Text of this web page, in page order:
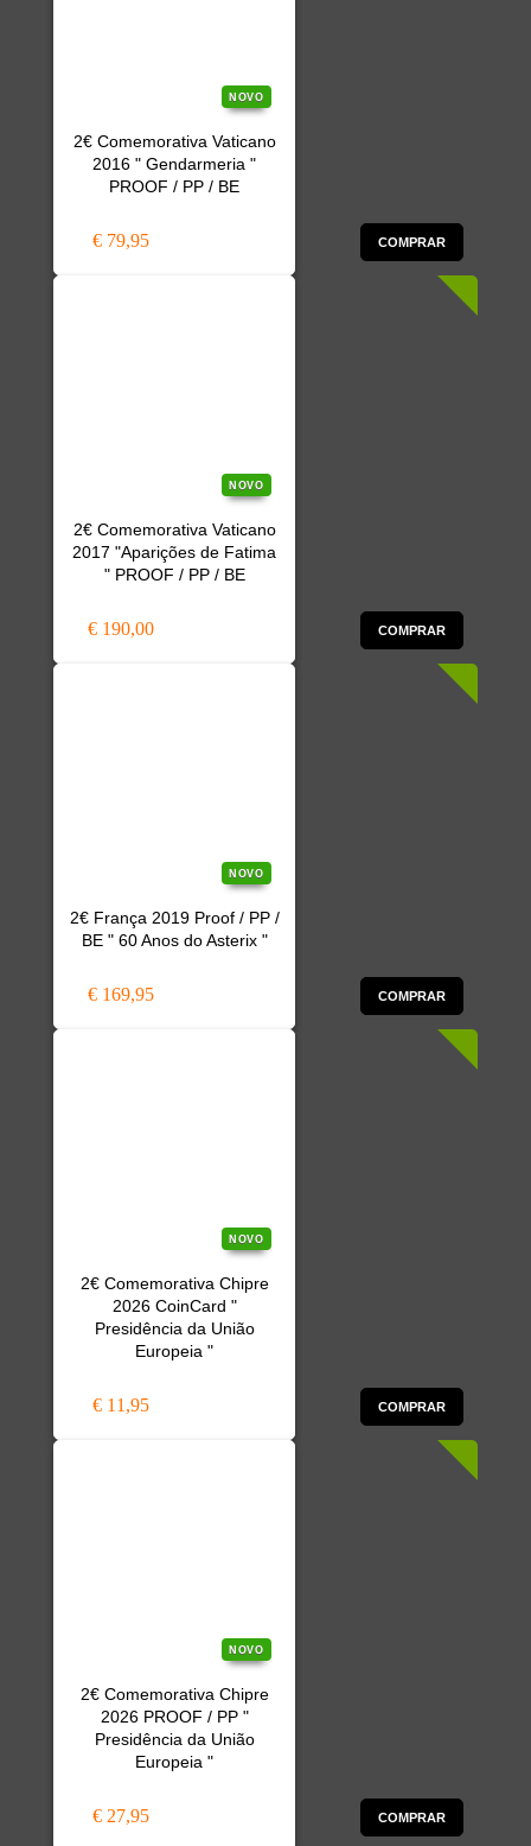
NOVO
2€ Comemorativa Vaticano
2016 " Gendarmeria "
PROOF / PP / BE
€ 79,95 COMPRAR
NOVO
2€ Comemorativa Vaticano
2017 "Aparições de Fatima
" PROOF / PP / BE
€ 190,00 COMPRAR
NOVO
2€ França 2019 Proof / PP /
BE " 60 Anos do Asterix "
€ 169,95 COMPRAR
NOVO
2€ Comemorativa Chipre
2026 CoinCard "
Presidência da União
Europeia "
€ 11,95 COMPRAR
NOVO
2€ Comemorativa Chipre
2026 PROOF / PP "
Presidência da União
Europeia "
€ 27,95 COMPRAR